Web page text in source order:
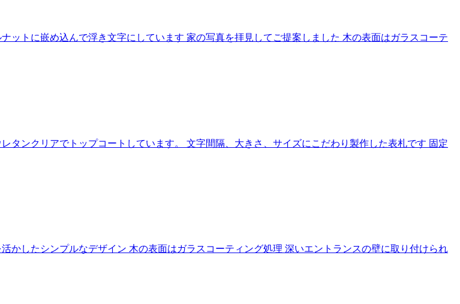
ットに嵌め込んで浮き文字にしています 家の写真を拝見してご提案しました 木の表面はガラスコーテ
ンクリアでトップコートしています。 文字間隔、大きさ、サイズにこだわり製作した表札です 固定
したシンプルなデザイン 木の表面はガラスコーティング処理 深いエントランスの壁に取り付けられ